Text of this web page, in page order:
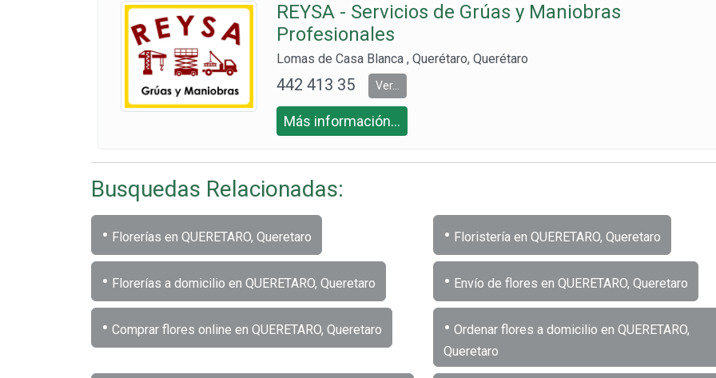
REYSA - Servicios de Grúas y Maniobras
Profesionales
Lomas de Casa Blanca , Querétaro, Querétaro
442 413 35
69
Ver...
Más información...
Busquedas Relacionadas:
• Florerías en QUERETARO, Queretaro • Floristería en QUERETARO, Queretaro
• Florerías a domicilio en QUERETARO, Queretaro • Envío de flores en QUERETARO, Queretaro
• Comprar flores online en QUERETARO, Queretaro • Ordenar flores a domicilio en QUERETARO,
Queretaro